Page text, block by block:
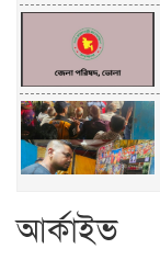
আর্কাইভ